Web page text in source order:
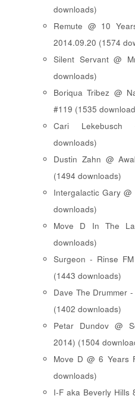
downloads)
Remute @ 10
2014.09.20 (1574
Silent Servant @
downloads)
Boriqua Tribez @
#119 (1535
Cari Lekebusch
downloads)
Dustin Zahn @
(1494 downloads)
Intergalactic Gary
downloads)
Move D In The
downloads)
Surgeon - Rinse
(1443 downloads)
Dave The Drummer
(1402 downloads)
Petar Dundov @
2014) (1504
Move D @ 6 Years
downloads)
I-F aka Beverly Hills